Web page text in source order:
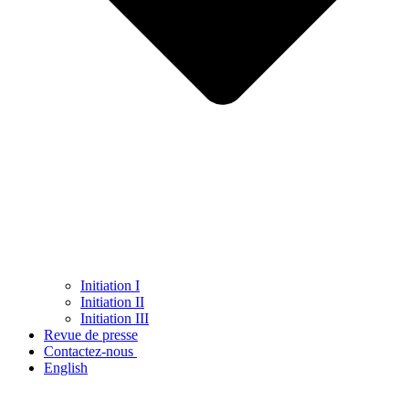
Initiation I
Initiation II
Initiation III
Revue de presse
Contactez-nous
English